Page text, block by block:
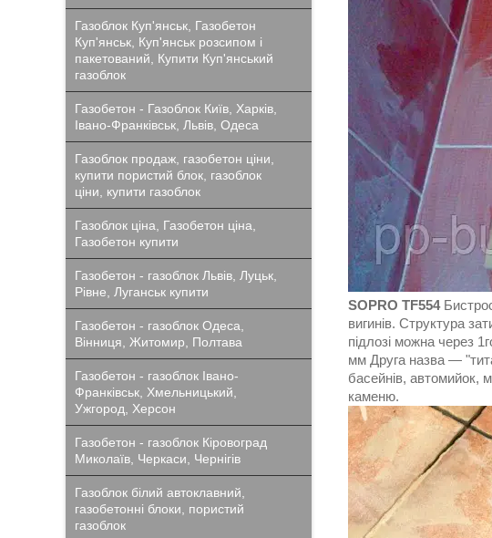
SOPRO TF554
вигинів. Структура
підлозі можна через
мм Друга назва ―
басейнів, автомийок,
каменю.
Газоблок Куп'янськ, Газобетон
Куп'янськ, Куп'янськ розсипом і
пакетований, Купити Куп'янський
газоблок
Газобетон - Газоблок Київ, Харків,
Івано-Франківськ, Львів, Одеса
Газоблок продаж, газобетон ціни,
купити пористий блок, газоблок
ціни, купити газоблок
Газоблок ціна, Газобетон ціна,
Газобетон купити
Газобетон - газоблок Львів, Луцьк,
Рівне, Луганськ купити
Газобетон - газоблок Одеса,
Вінниця, Житомир, Полтава
Газобетон - газоблок Івано-
Франківськ, Хмельницький,
Ужгород, Херсон
Газобетон - газоблок Кіровоград
Миколаїв, Черкаси, Чернігів
Газоблок білий автоклавний,
газобетонні блоки, пористий
газоблок